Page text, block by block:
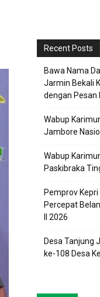
Recent Posts
Bawa Nama
Jarmin Bekali
dengan Pesan
Wabup
Jambore
Wabup
Paskibraka
Pemprov
Percepat
II 2026
Desa Tanjung
ke-108 Desa